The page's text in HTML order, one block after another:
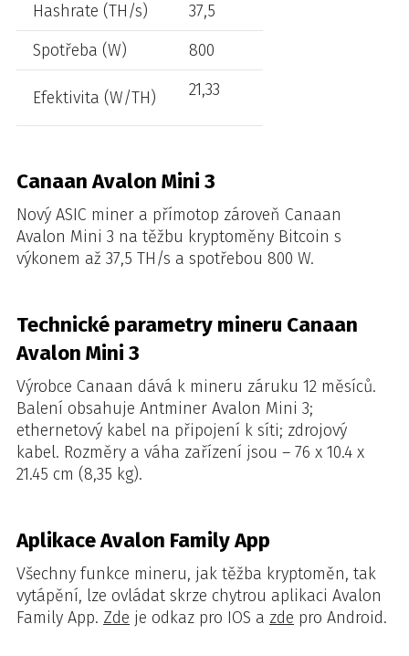
Hashrate (TH/s)
37,5
Spotřeba (W)
800
Efektivita (W/TH) 21,33
Canaan Avalon Mini 3
Nový ASIC miner a přímotop zároveň Canaan
Avalon Mini 3 na těžbu kryptoměny Bitcoin s
výkonem až 37,5 TH/s a spotřebou 800 W.
Technické parametry mineru Canaan
Avalon Mini 3
Výrobce Canaan dává k mineru záruku 12 měsíců.
Balení obsahuje Antminer Avalon Mini 3;
ethernetový kabel na připojení k síti; zdrojový
kabel. Rozměry a váha zařízení jsou – 76 x 10.4 x
21.45 cm (8,35 kg).
Aplikace Avalon Family App
Všechny funkce mineru, jak těžba kryptoměn, tak
vytápění, lze ovládat skrze chytrou aplikaci Avalon
Family App. Zde je odkaz pro IOS a zde pro Android.